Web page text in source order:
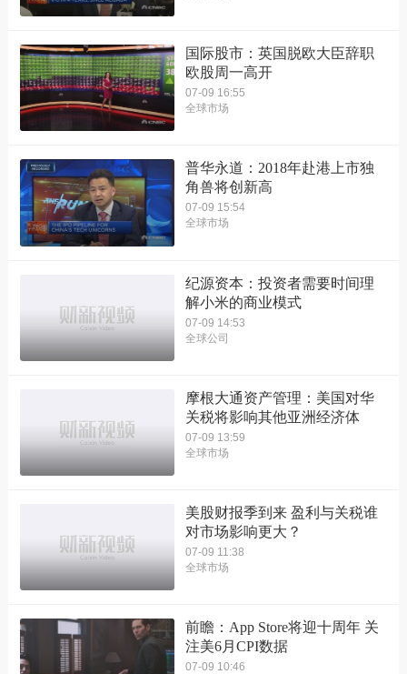
国际股市：英国脱欧大臣辞职
欧股周一高开
07-09 16:55
全球市场
普华永道：2018年赴港上市独
角兽将创新高
07-09 15:54
全球市场
纪源资本：投资者需要时间理
解小米的商业模式
07-09 14:53
全球公司
摩根大通资产管理：美国对华
关税将影响其他亚洲经济体
07-09 13:59
全球市场
美股财报季到来 盈利与关税谁
对市场影响更大？
07-09 11:38
全球市场
前瞻：App Store将迎十周年 关
注美6月CPI数据
07-09 10:46